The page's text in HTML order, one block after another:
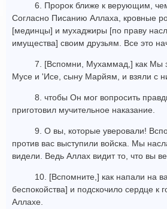
6. Пророк ближе к верующим,
Согласно Писанию Аллаха, кровные
[мединцы] и мухаджиры [по праву
имущества] своим друзьям. Все это
7. [Вспомни, Мухаммад,] как Мы
Мусе и 'Исе, сыну Марйям, и взяли с
8. чтобы Он мог вопросить
приготовил мучительное наказание.
9. О вы, которые уверовали!
против вас выступили войска. Мы
видели. Ведь Аллах видит то, что вы
10. [Вспомните,] как напали на
беспокойства] и подскочило сердце к
Аллахе.